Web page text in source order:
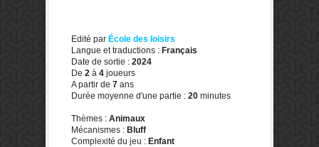
Edité par École des loisirs
Langue et traductions : Français
Date de sortie : 2024
De 2 à 4 joueurs
A partir de 7 ans
Durée moyenne d'une partie : 20 minutes
Thèmes : Animaux
Mécanismes : Bluff
Complexité du jeu : Enfant